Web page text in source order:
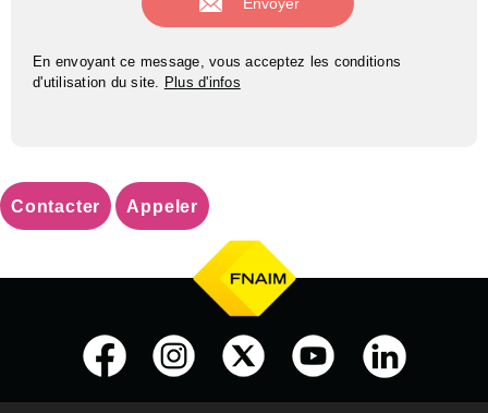
En envoyant ce message, vous acceptez les conditions
d'utilisation du site.
Plus d'infos
Contacter Appeler